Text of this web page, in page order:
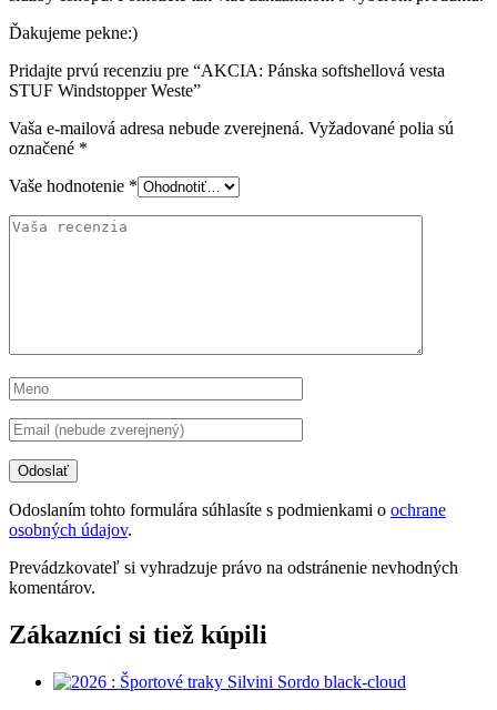
Ďakujeme pekne:)
Pridajte prvú recenziu pre “AKCIA: Pánska softshellová vesta
STUF Windstopper Weste”
Vaša e-mailová adresa nebude zverejnená. Vyžadované polia sú
označené *
Vaše hodnotenie *
Odoslaním tohto formulára súhlasíte s podmienkami o ochrane
osobných údajov.
Prevádzkovateľ si vyhradzuje právo na odstránenie nevhodných
komentárov.
Zákazníci si tiež kúpili